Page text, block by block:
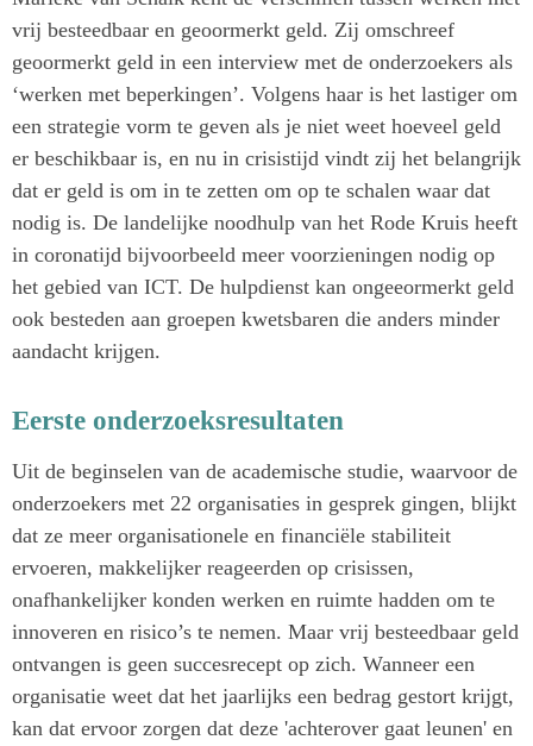
vrij besteedbaar en geoormerkt geld. Zij omschreef
geoormerkt geld in een interview met de onderzoekers als
‘werken met beperkingen’. Volgens haar is het lastiger om
een strategie vorm te geven als je niet weet hoeveel geld
er beschikbaar is, en nu in crisistijd vindt zij het belangrijk
dat er geld is om in te zetten om op te schalen waar dat
nodig is. De landelijke noodhulp van het Rode Kruis heeft
in coronatijd bijvoorbeeld meer voorzieningen nodig op
het gebied van ICT. De hulpdienst kan ongeeormerkt geld
ook besteden aan groepen kwetsbaren die anders minder
aandacht krijgen.
Eerste onderzoeksresultaten
Uit de beginselen van de academische studie, waarvoor de
onderzoekers met 22 organisaties in gesprek gingen, blijkt
dat ze meer organisationele en financiële stabiliteit
ervoeren, makkelijker reageerden op crisissen,
onafhankelijker konden werken en ruimte hadden om te
innoveren en risico’s te nemen. Maar vrij besteedbaar geld
ontvangen is geen succesrecept op zich. Wanneer een
organisatie weet dat het jaarlijks een bedrag gestort krijgt,
kan dat ervoor zorgen dat deze 'achterover gaat leunen' en